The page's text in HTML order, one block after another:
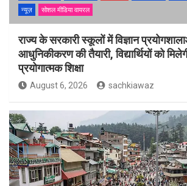
न्यूज़
सोशल मीडिया वायरल
राज्य के सरकारी स्कूलों में विज्ञान
आधुनिकीकरण की तैयारी, विद्यार्थियों को
प्रयोगात्मक शिक्षा
August 6, 2026 sachkiawaz